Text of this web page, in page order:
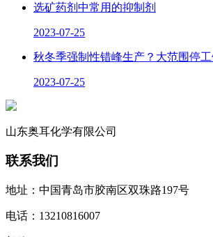
选矿药剂中常用的抑制剂
2023-07-25
秋冬季强制性错峰生产？大范围停
2023-07-25
山东奥耳化学有限公司
联系我们
地址：中国青岛市胶南区双珠路197号
电话：13210816007